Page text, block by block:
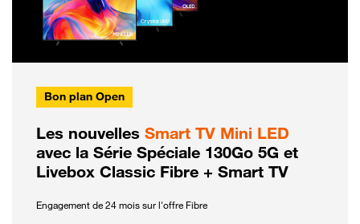
Bon plan Open
Les nouvelles Smart TV Mini LED
avec la Série Spéciale 130Go 5G et
Livebox Classic Fibre + Smart TV
Engagement de 24 mois sur l'offre Fibre